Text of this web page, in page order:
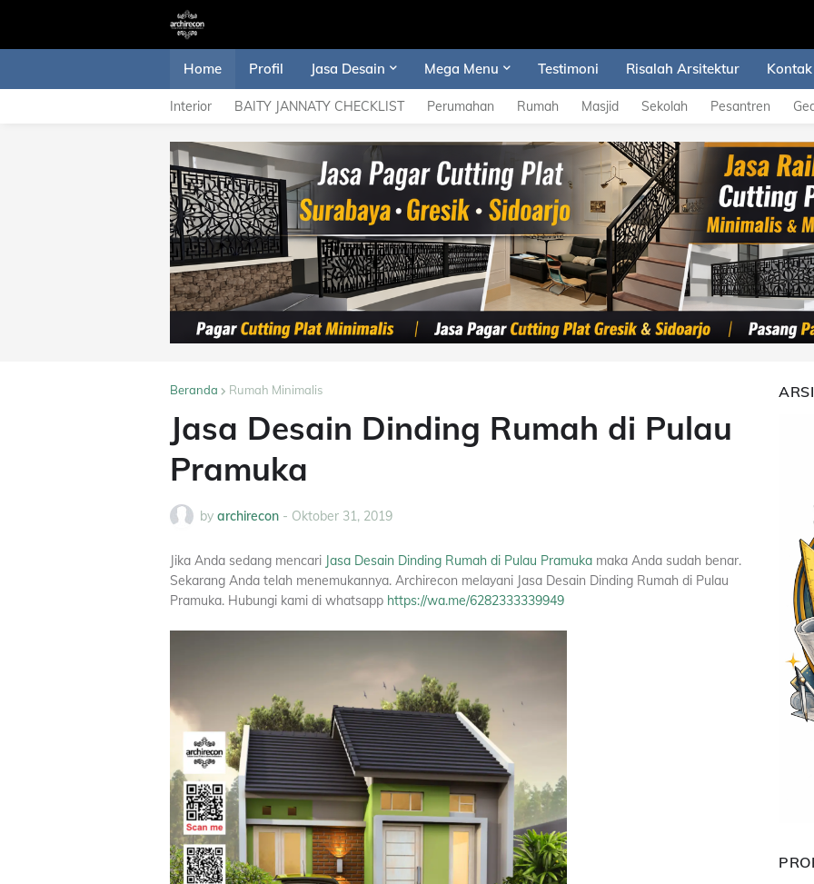
Home Profil Jasa Desain Mega Menu Testimoni Risalah Arsitektur
Interior BAITY JANNATY CHECKLIST Perumahan Rumah Masjid Sekolah Pesantren
Beranda Rumah Minimalis
Jasa Desain Dinding Rumah di Pulau
Pramuka
by archirecon - Oktober 31, 2019
Jika Anda sedang mencari Jasa Desain Dinding Rumah di Pulau Pramuka maka Anda sudah benar.
Sekarang Anda telah menemukannya. Archirecon melayani Jasa Desain Dinding Rumah di Pulau
Pramuka. Hubungi kami di whatsapp https://wa.me/6282333339949